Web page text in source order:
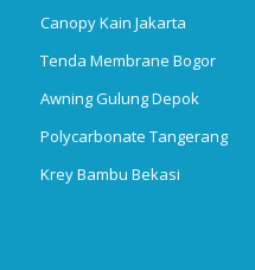
Canopy Kain Jakarta
Tenda Membrane Bogor
Awning Gulung Depok
Polycarbonate Tangerang
Krey Bambu Bekasi